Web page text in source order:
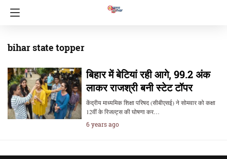
bihar state topper
बिहार में बेटियां रही आगे, 99.2 अंक
लाकर राजश्री बनी स्टेट टॉपर
केंद्रीय माध्यमिक शिक्षा परिषद (सीबीएसई) ने सोमवार को कक्षा
12वीं के रिजल्ट्स की घोषणा कर…
6 years ago